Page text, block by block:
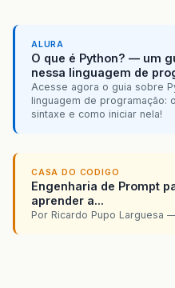
ALURA
O que é Python? — um
nessa linguagem de
Acesse agora o guia sobre
linguagem de programação:
sintaxe e como iniciar nela!
CASA DO CODIGO
Engenharia de Prompt
aprender a...
Por Ricardo Pupo Larguesa